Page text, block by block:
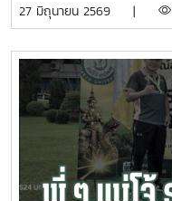
ประสบแต่ความสุข ความเ
27 มิถุนายน 2569 |